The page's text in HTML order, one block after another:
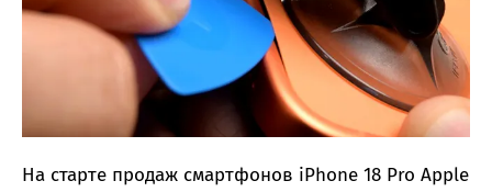
На старте продаж смартфонов iPhone 18 Pro Apple